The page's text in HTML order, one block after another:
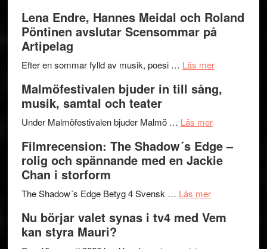
I
Delvis
genrens
terräng
på
Lena Endre, Hannes Meidal och Roland
Pöntinen avslutar Scensommar på
Artipelag
Efter en sommar fylld av musik, poesi … Läs merom
Endre,
Roland
Pöntinen
Artipelag
Malmöfestivalen bjuder in till sång,
musik, samtal och teater
Under Malmöfestivalen bjuder Malmö … Läs merom
bjuder
in
samtal
Filmrecension: The Shadow´s Edge –
rolig och spännande med en Jackie
Chan i storform
The Shadow´s Edge Betyg 4 Svensk … Läs merom
The
Nu börjar valet synas i tv4 med Vem
kan styra Mauri?